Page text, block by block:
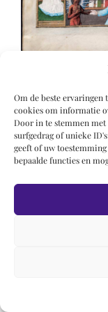
Om de beste
cookies om informatie
Door in te stemmen met
surfgedrag of unieke
geeft of uw
bepaalde functies en
© 2019 Roel